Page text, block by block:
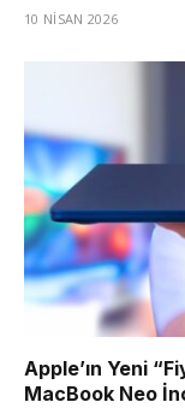
10 NISAN 2026
Apple’ın Yeni
MacBook Neo